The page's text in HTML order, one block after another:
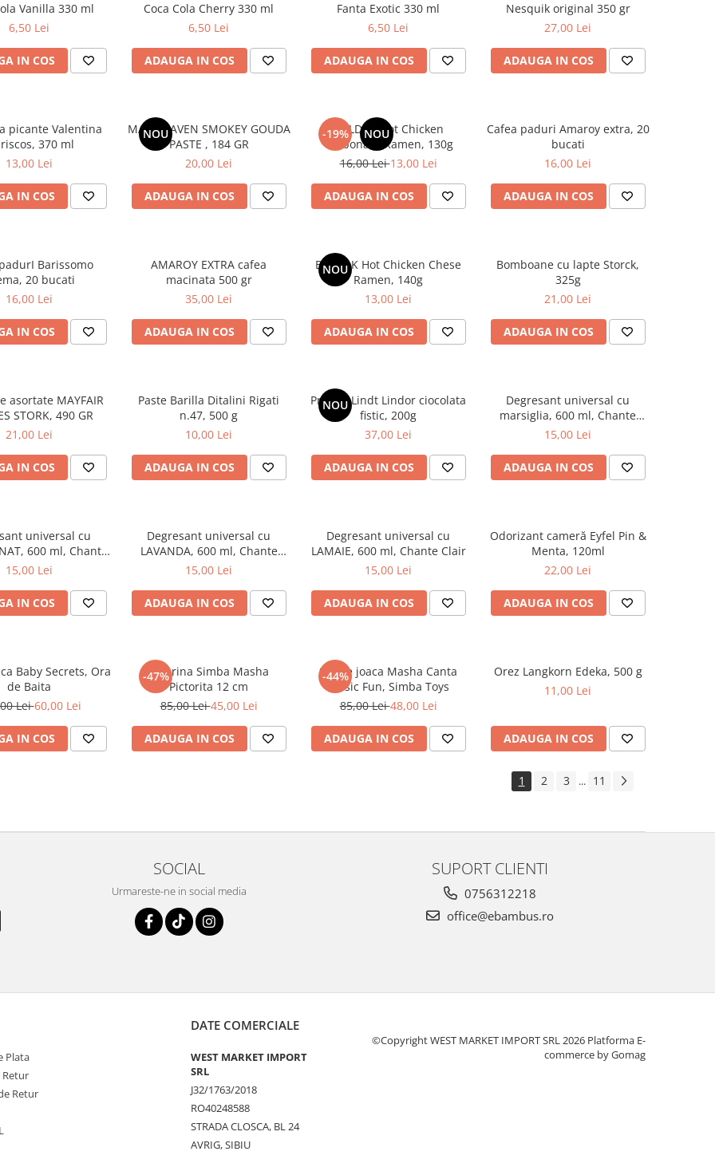
Vanilla 330 ml
6,50 Lei
IN COS
Coca Cola Cherry 330 ml
6,50 Lei
ADAUGA IN COS
Fanta Exotic 330 ml
6,50 Lei
ADAUGA IN COS
Nesquik original 350 gr
27,00 Lei
ADAUGA IN COS
picante Valentina
370 ml
13,00 Lei
IN COS
NOU
MAC HEAVEN SMOKEY GOUDA
PASTE , 184 GR
20,00 Lei
ADAUGA IN COS
-19% NOU
BULDAK Hot Chicken
Carbonara Ramen, 130g
16,00 Lei13,00 Lei
ADAUGA IN COS
Cafea paduri Amaroy extra, 20
bucati
16,00 Lei
ADAUGA IN COS
Barissomo
20 bucati
16,00 Lei
IN COS
AMAROY EXTRA cafea
macinata 500 gr
35,00 Lei
ADAUGA IN COS
NOU
BULDAK Hot Chicken Chese
Ramen, 140g
13,00 Lei
ADAUGA IN COS
Bomboane cu lapte Storck,
325g
21,00 Lei
ADAUGA IN COS
asortate MAYFAIR
STORK, 490 GR
21,00 Lei
IN COS
Paste Barilla Ditalini Rigati
n.47, 500 g
10,00 Lei
ADAUGA IN COS
NOU
Praline Lindt Lindor ciocolata
fistic, 200g
37,00 Lei
ADAUGA IN COS
Degresant universal cu
marsiglia, 600 ml, Chante
Clair
15,00 Lei
ADAUGA IN COS
universal cu
600 ml, Chante
Clair
15,00 Lei
IN COS
Degresant universal cu
LAVANDA, 600 ml, Chante
Clair
15,00 Lei
ADAUGA IN COS
Degresant universal cu
LAMAIE, 600 ml, Chante Clair
15,00 Lei
ADAUGA IN COS
Odorizant cameră Eyfel Pin &
Menta, 120ml
22,00 Lei
ADAUGA IN COS
Baby Secrets, Ora
de Baita
Lei60,00 Lei
IN COS
-47%
Figurina Simba Masha
Pictorita 12 cm
85,00 Lei45,00 Lei
ADAUGA IN COS
-44%
Set de joaca Masha Canta
Music Fun, Simba Toys
85,00 Lei48,00 Lei
ADAUGA IN COS
Orez Langkorn Edeka, 500 g
11,00 Lei
ADAUGA IN COS
1 2 3 ... 11
SOCIAL
Urmareste-ne in social media
SUPORT CLIENTI
0756312218
office@ebambus.ro
Plata
Retur
Retur
DATE COMERCIALE
WEST MARKET IMPORT
SRL
J32/1763/2018
RO40248588
STRADA CLOSCA, BL 24
AVRIG, SIBIU
©Copyright WEST MARKET IMPORT SRL 2026 Platforma E-
commerce by Gomag